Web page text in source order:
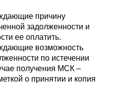
причину
задолженности и
ее оплатить.
возможность
по истечении
получения МСК –
о принятии и копия